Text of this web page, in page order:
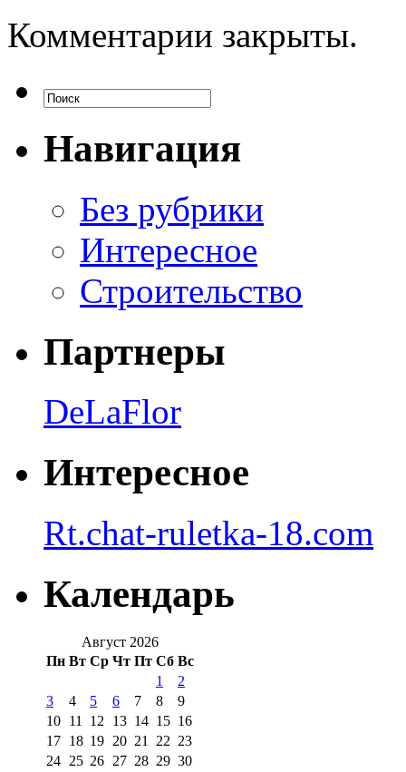
Комментарии закрыты.
Навигация
Без рубрики
Интересное
Строительство
Партнеры
DeLaFlor
Интересное
Rt.chat-ruletka-18.com
Календарь
Август 2026
Пн Вт Ср Чт Пт Сб Вс
1
2
3
4 5 6 7 8
9
10 11 12 13 14 15 16
17 18 19 20 21 22 23
24 25 26 27 28 29 30